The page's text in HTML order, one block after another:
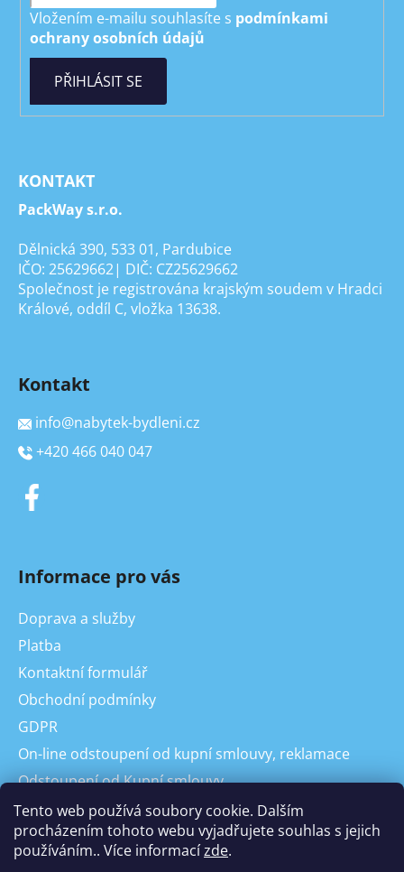
Tento web používá soubory cookie. Dalším
procházením tohoto webu vyjadřujete souhlas s jejich
používáním.. Více informacízde.
Vložením e-mailu souhlasíte s podmínkami
ochrany osobních údajů
PŘIHLÁSIT SE
KONTAKT
PackWay s.r.o.
Dělnická 390, 533 01, Pardubice
IČO: 25629662| DIČ: CZ25629662
Společnost je registrována krajským soudem v Hradci
Králové, oddíl C, vložka 13638.
Kontakt
info@nabytek-bydleni.cz
+420 466 040 047
Informace pro vás
Doprava a služby
Platba
Kontaktní formulář
Obchodní podmínky
GDPR
On-line odstoupení od kupní smlouvy, reklamace
Odstoupení od Kupní smlouvy
Reklamace